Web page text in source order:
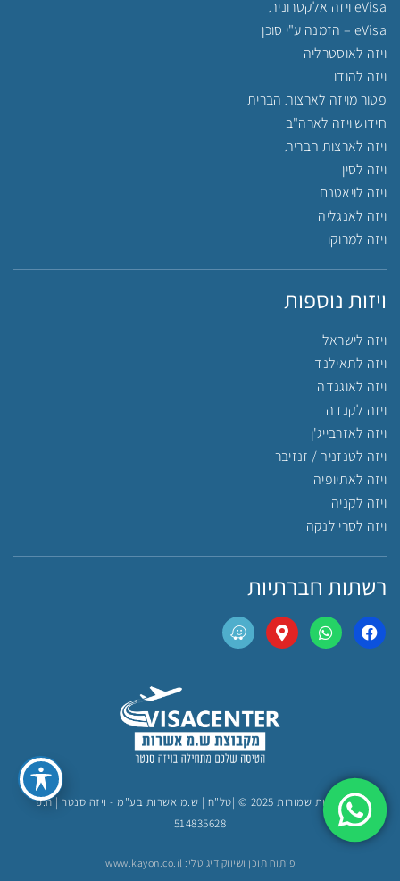
eVisa ויזה אלקטרונית
eVisa – הזמנה ע"י סוכן
ויזה לאוסטרליה
ויזה להודו
פטור מויזה לארצות הברית
חידוש ויזה לארה"ב
ויזה לארצות הברית
ויזה לסין
ויזה לויאטנם
ויזה לאנגליה
ויזה למרוקו
ויזות נוספות
ויזה לישראל
ויזה לתאילנד
ויזה לאוגנדה
ויזה לקנדה
ויזה לאזרבייג'ן
ויזה לטנזניה / זנזיבר
ויזה לאתיופיה
ויזה לקניה
ויזה לסרי לנקה
רשתות חברתיות
כל הזכויות שמורות 2025 © |טל"ח | ש.מ אשרות בע"מ - ויזה סנטר | ח.פ
514835628
פיתוח תוכן ושיווק דיגיטלי: www.kayon.co.il